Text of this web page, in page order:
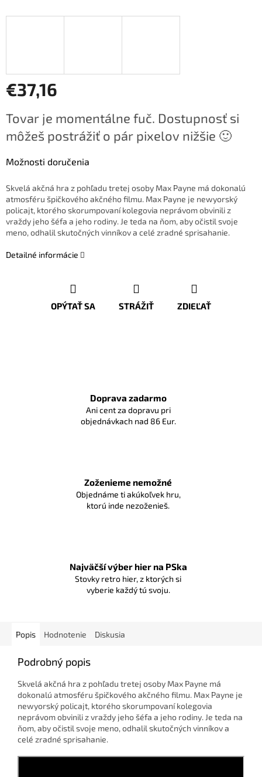
€37,16
cena:
Tovar je momentálne fuč. Dostupnosť si
môžeš postrážiť o pár pixelov nižšie 🙂
Možnosti doručenia
Skvelá akčná hra z pohľadu tretej osoby Max Payne má dokonalú
atmosféru špičkového akčného filmu. Max Payne je newyorský
policajt, ktorého skorumpovaní kolegovia neprávom obvinili z
vraždy jeho šéfa a jeho rodiny. Je teda na ňom, aby očistil svoje
meno, odhalil skutočných vinníkov a celé zradné sprisahanie.
Detailné informácie
OPÝTAŤ SA STRÁŽIŤ ZDIEĽAŤ
Doprava zadarmo
Ani cent za dopravu pri
objednávkach nad 86 Eur.
Zoženieme nemožné
Objednáme ti akúkoľvek hru,
ktorú inde nezoženieš.
Najväčší výber hier na PSka
Stovky retro hier, z ktorých si
vyberie každý tú svoju.
Popis Hodnotenie Diskusia
Podrobný popis
Skvelá akčná hra z pohľadu tretej osoby Max Payne má
dokonalú atmosféru špičkového akčného filmu. Max Payne je
newyorský policajt, ktorého skorumpovaní kolegovia
neprávom obvinili z vraždy jeho šéfa a jeho rodiny. Je teda na
ňom, aby očistil svoje meno, odhalil skutočných vinníkov a
celé zradné sprisahanie.